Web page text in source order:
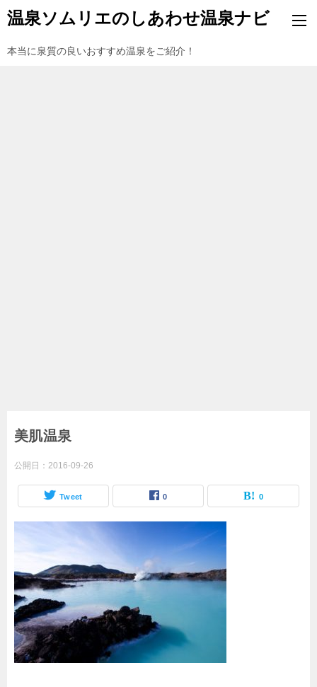
温泉ソムリエのしあわせ温泉ナビ
本当に泉質の良いおすすめ温泉をご紹介！
美肌温泉
公開日： 2016-09-26
Tweet 0 0